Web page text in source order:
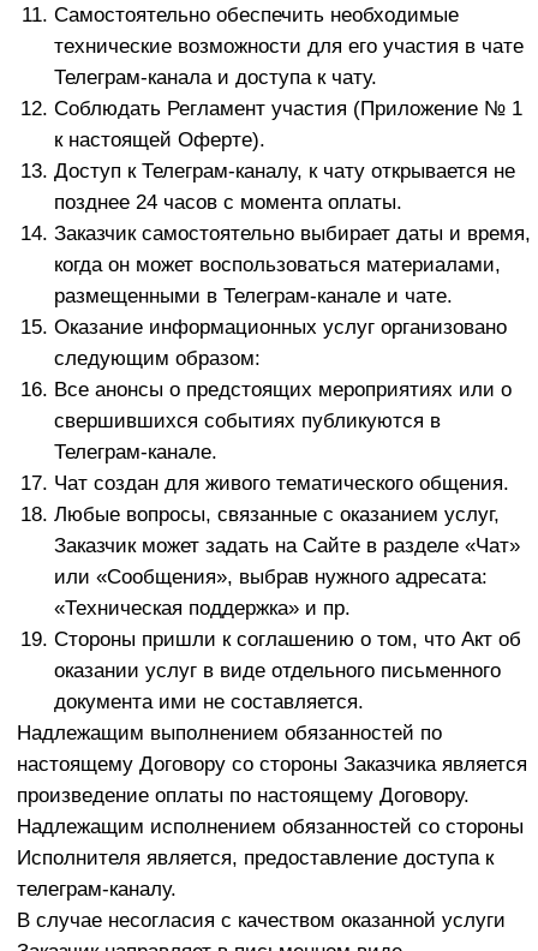
309.2. ГК РФ). Все указанные расходы
Исполнитель при осуществлении таких платежей
Заказчику осуществляет зачет встречных
однородных требований по отношению к
Заказчику на сумму указанных расходов (в
соответствие со ст. 410 ГК РФ) и уменьшает
сумму платежей на сумму данных расходов.
соглашению Сторон или по другим основаниям,
предусмотренным настоящим Договором или
Раздел 6. ПРАВА НА ИНТЕЛЛЕКТУАЛЬНУЮ
БЕЗОПАСНОСТЬ
Предоставляемые Заказчику информационно-
консультационные материалы – представляют
собой результаты интеллектуальной
деятельности в цифровой форме,
Исполнителю, впоследствии могут
использоваться Заказчиком для личной и/или
профессиональной деятельности.
Заказчику разрешается на правах неисключительной
лицензии использовать полученные результаты
интеллектуальной деятельности следующими
Разрешается использование раздаточных
материалов следующими способами: скачивание
распечатывание, переработка, частичное и
полное воспроизведение, применение в
профессиональной деятельности для
консультаций без передачи указанных
материалов и информации третьим лицам.
аудиовизуальных произведений. Запрещается
любая переработка, запись, копирование,
передача третьим лицам и сторонним интернет-